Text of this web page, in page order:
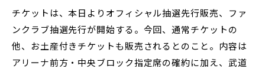
チケットは、本日よりオフィシャル抽選先行販売、ファ
ンクラブ抽選先行が開始する。今回、通常チケットの
他、お土産付きチケットも販売されるとのこと。内容は
アリーナ前方・中央ブロック指定席の確約に加え、武道